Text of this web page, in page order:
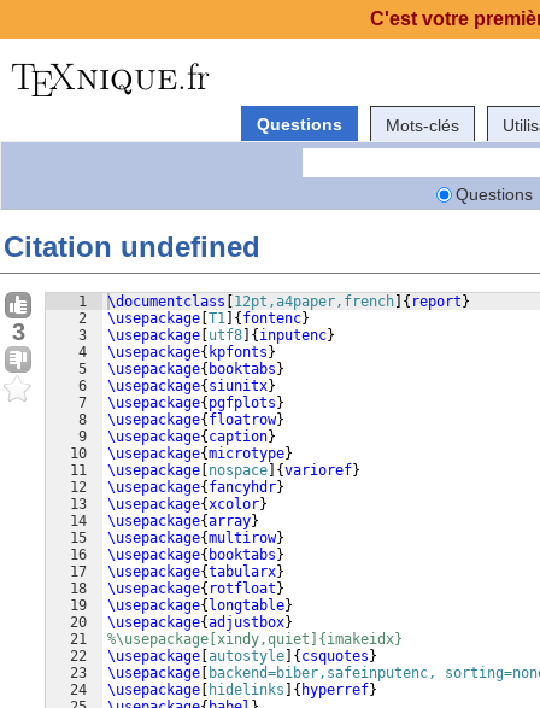
Questions Mots-clés
Questions
Citation undefined
3
1
2
3
4
5
6
7
8
9
10
11
12
13
14
15
16
17
18
19
20
21
22
23
24
\documentclass 12pt,a4paper,french { report }
\usepackage T1 { fontenc}
\usepackage utf8 { inputenc}
\usepackage{ kpfonts }
\usepackage{ booktabs }
\usepackage{ siunitx}
\usepackage{ pgfplots }
\usepackage{ floatrow}
\usepackage{ caption}
\usepackage{microtype}
\usepackage nospace {varioref}
\usepackage{ fancyhdr}
\usepackage{xcolor}
\usepackage{array}
\usepackage{multirow}
\usepackage{ booktabs }
\usepackage{tabularx}
\usepackage{ rotfloat }
\usepackage{ longtable}
\usepackage{adjustbox}
%\usepackage[xindy,quiet]{imakeidx}
\usepackage autostyle { csquotes }
\usepackage
backend=biber,safeinputenc,
\usepackage
hidelinks { hyperref}
C'est votre